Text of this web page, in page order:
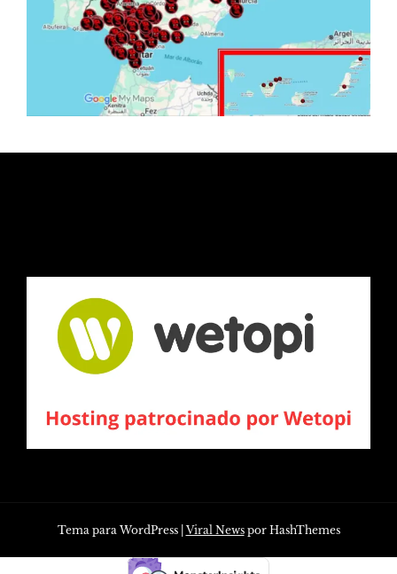
Tema para WordPress Viral Newspor HashThemes